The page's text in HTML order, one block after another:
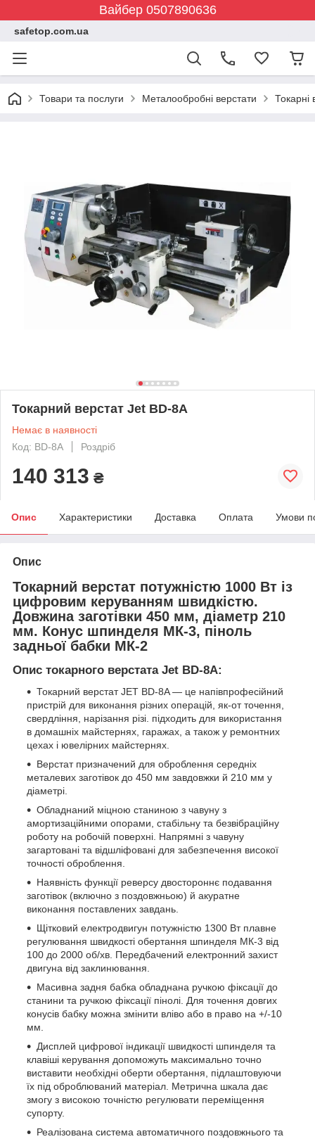
Вайбер 0507890636
safetop.com.ua
Товари та послуги Металообробні верстати Токарні
Токарний верстат Jet BD-8A
Немає в наявності
Код: BD-8A
Роздріб
140 313 ₴
Опис Характеристики Доставка Оплата Умови
Опис
Токарний верстат потужністю 1000 Вт із
цифровим керуванням швидкістю.
Довжина заготівки 450 мм, діаметр 210
мм. Конус шпинделя МК-3, піноль
задньої бабки МК-2
Опис токарного верстата Jet BD-8A:
Токарний верстат JET BD-8A — це напівпрофесійний
пристрій для виконання різних операцій, як-от точення,
свердління, нарізання різі. підходить для використання
в домашніх майстернях, гаражах, а також у ремонтних
цехах і ювелірних майстернях.
Верстат призначений для оброблення середніх
металевих заготівок до 450 мм завдовжки й 210 мм у
діаметрі.
Обладнаний міцною станиною з чавуну з
амортизаційними опорами, стабільну та безвібраційну
роботу на робочій поверхні. Напрямні з чавуну
загартовані та відшліфовані для забезпечення високої
точності оброблення.
Наявність функції реверсу двостороннє подавання
заготівок (включно з поздовжньою) й акуратне
виконання поставлених завдань.
Щітковий електродвигун потужністю 1300 Вт плавне
регулювання швидкості обертання шпинделя МК-3 від
100 до 2000 об/хв. Передбачений електронний захист
двигуна від заклинювання.
Масивна задня бабка обладнана ручкою фіксації до
станини та ручкою фіксації пінолі. Для точення довгих
конусів бабку можна змінити вліво або в право на +/-10
мм.
Дисплей цифрової індикації швидкості шпинделя та
клавіші керування допоможуть максимально точно
виставити необхідні оберти обертання, підлаштовуючи
їх під оброблюваний матеріал. Метрична шкала дає
змогу з високою точністю регулювати переміщення
супорту.
Реалізована система автоматичного поздовжнього та